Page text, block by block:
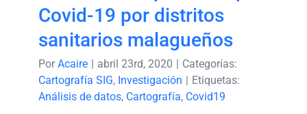
Covid-19 por distritos
sanitarios malagueños
PorAcaire | abril 23rd, 2020 | Categorías:
Cartografía SIG, Investigación | Etiquetas:
Análisis de datos, Cartografía, Covid19